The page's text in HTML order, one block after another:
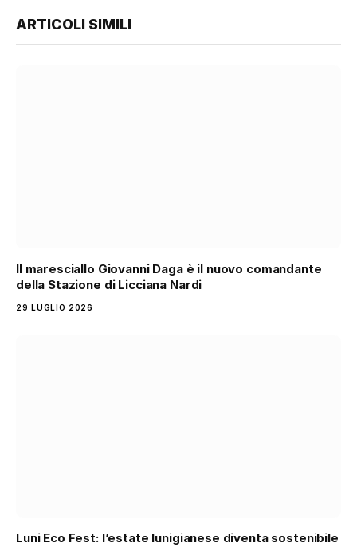
ARTICOLI SIMILI
Il maresciallo Giovanni Daga è il nuovo comandante
della Stazione di Licciana Nardi
29 LUGLIO 2026
Luni Eco Fest: l’estate lunigianese diventa sostenibile